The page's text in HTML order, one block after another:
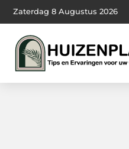
Zaterdag 8 Augustus 2026